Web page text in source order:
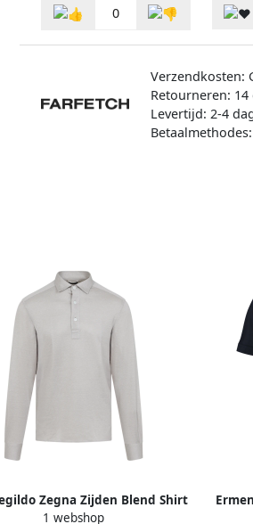
0
Verzendkosten:
Retourneren: 14
Levertijd: 2-4
Betaalmethodes:
Zegna Zijden Blend Shirt
Tinten Beige Heren
1 webshop